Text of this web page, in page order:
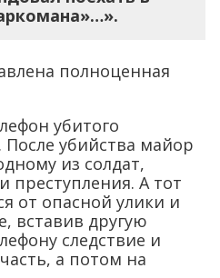
полноценная
убитого
убийства майор
из солдат,
преступления. А тот
от опасной улики и
вставив другую
следствие и
а потом на